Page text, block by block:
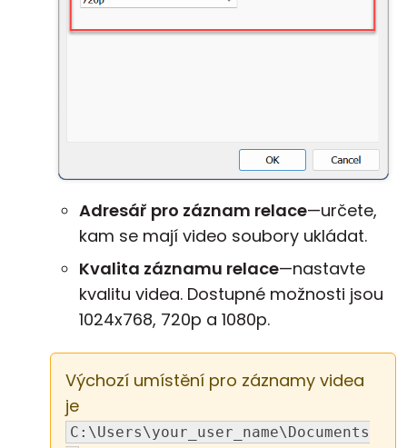
Adresář pro záznam relace—určete,
kam se mají video soubory ukládat.
Kvalita záznamu relace—nastavte
kvalitu videa. Dostupné možnosti jsou
1024x768, 720p a 1080p.
Výchozí umístění pro záznamy videa
je
C:\Users\your_user_name\Documents